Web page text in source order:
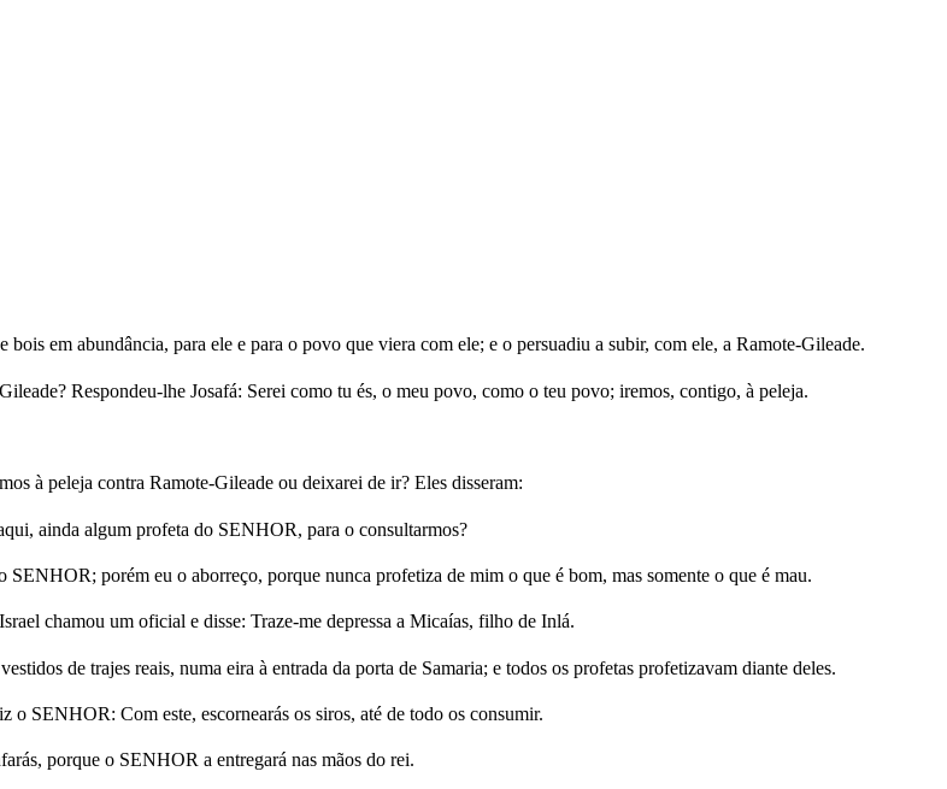
em abundância, para ele e para o povo que viera com ele; e o persuadiu a subir, com ele, a Ramote-Gileade.
Respondeu-lhe Josafá: Serei como tu és, o meu povo, como o teu povo; iremos, contigo, à peleja.
à peleja contra Ramote-Gileade ou deixarei de ir? Eles disseram:
ainda algum profeta do SENHOR, para o consultarmos?
porém eu o aborreço, porque nunca profetiza de mim o que é bom, mas somente o que é mau.
chamou um oficial e disse: Traze-me depressa a Micaías, filho de Inlá.
de trajes reais, numa eira à entrada da porta de Samaria; e todos os profetas profetizavam diante deles.
SENHOR: Com este, escornearás os siros, até de todo os consumir.
porque o SENHOR a entregará nas mãos do rei.